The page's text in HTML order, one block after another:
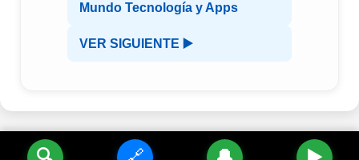
Mundo Tecnología y Apps
VER SIGUIENTE ▶️